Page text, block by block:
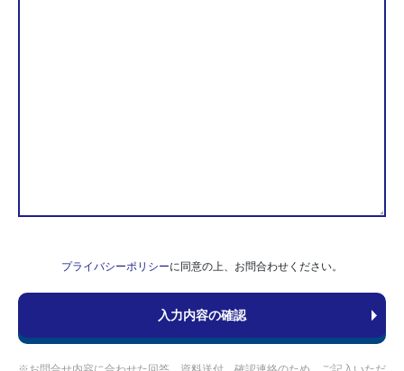
プライバシーポリシーに同意の上、お問合わせください。